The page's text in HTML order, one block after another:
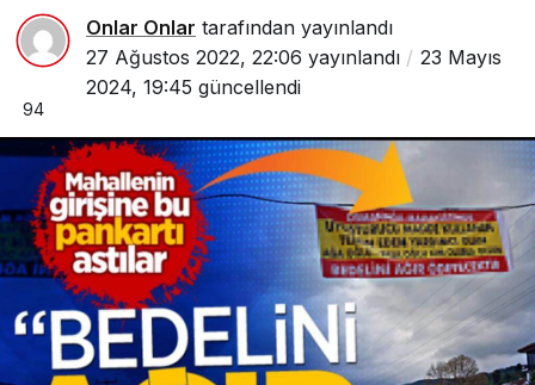
Onlar Onlar tarafından yayınlandı
27 Ağustos 2022, 22:06 yayınlandı
23 Mayıs
2024, 19:45 güncellendi
94